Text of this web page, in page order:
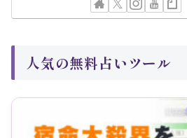
人気の無料占いツール